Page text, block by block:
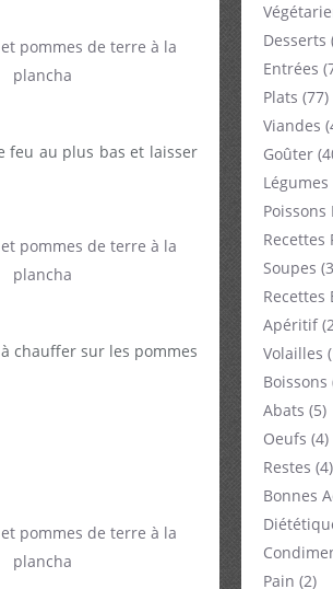
feu au plus bas et laisser
chauffer sur les pommes
Desserts
Entrées
Plats (77)
Viandes
Goûter
Poissons
Recettes
Soupes
Recettes
Apéritif
Volailles
Boissons
Abats (5)
Oeufs (4)
Restes (4)
Bonnes
Pain (2)